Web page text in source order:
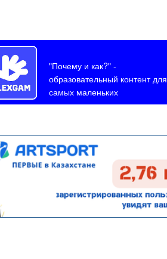
"Почему и как?"-
образовательный контент для
самых маленьких